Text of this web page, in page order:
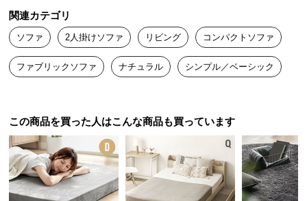
型
商
の
に
い
て
小
座面幅 約98㎝
姿勢を保ちやすい座面奥行き
座面の奥行きは約46㎝。椅子に座った時のように姿
勢が崩れにくく、高さのあるテーブルとも相性も良
くお使いいただけます。
関連カテゴリ
ソファ 2人掛けソファ リビング コンパクトソファ
ファブリックソファ ナチュラル シンプル／ベーシック
この商品を買った人はこんな商品も買っています